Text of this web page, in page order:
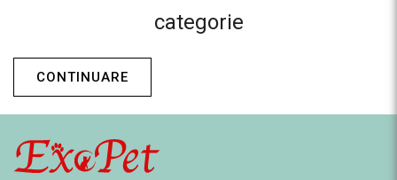
categorie
CONTINUARE